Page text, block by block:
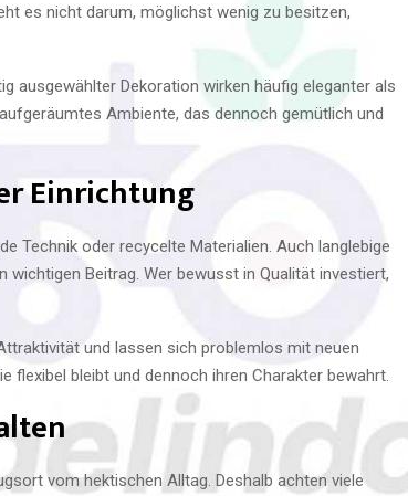
es nicht darum, möglichst wenig zu besitzen,
ausgewählter Dekoration wirken häufig eleganter als
Ambiente, das dennoch gemütlich und
Einrichtung
Technik oder recycelte Materialien. Auch langlebige
Beitrag. Wer bewusst in Qualität investiert,
und lassen sich problemlos mit neuen
flexibel bleibt und dennoch ihren Charakter bewahrt.
vom hektischen Alltag. Deshalb achten viele